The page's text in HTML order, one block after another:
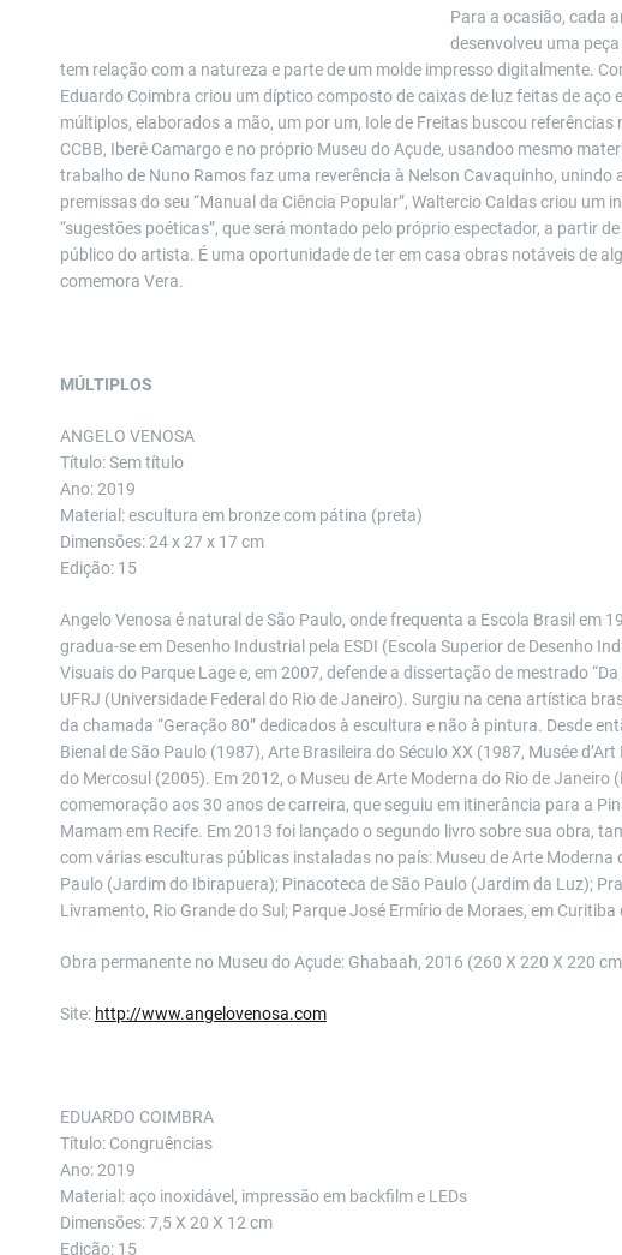
Para a ocasião, cada
desenvolveu uma
tem relação com a natureza e parte de um molde impresso digitalmente.
Eduardo Coimbra criou um díptico composto de caixas de luz feitas de
múltiplos, elaborados a mão, um por um, Iole de Freitas buscou
CCBB, Iberê Camargo e no próprio Museu do Açude, usandoo mesmo
trabalho de Nuno Ramos faz uma reverência à Nelson Cavaquinho,
premissas do seu “Manual da Ciência Popular”, Waltercio Caldas criou um
“sugestões poéticas”, que será montado pelo próprio espectador, a partir
público do artista. É uma oportunidade de ter em casa obras notáveis de
comemora Vera.
MÚLTIPLOS
ANGELO VENOSA
Título: Sem título
Ano: 2019
Material: escultura em bronze com pátina (preta)
Dimensões: 24 x 27 x 17 cm
Edição: 15
Angelo Venosa é natural de São Paulo, onde frequenta a Escola Brasil em
gradua-se em Desenho Industrial pela ESDI (Escola Superior de Desenho
Visuais do Parque Lage e, em 2007, defende a dissertação de mestrado
UFRJ (Universidade Federal do Rio de Janeiro). Surgiu na cena artística
da chamada “Geração 80” dedicados à escultura e não à pintura. Desde
Bienal de São Paulo (1987), Arte Brasileira do Século XX (1987, Musée
do Mercosul (2005). Em 2012, o Museu de Arte Moderna do Rio de
comemoração aos 30 anos de carreira, que seguiu em itinerância para a
Mamam em Recife. Em 2013 foi lançado o segundo livro sobre sua obra,
com várias esculturas públicas instaladas no país: Museu de Arte
Paulo (Jardim do Ibirapuera); Pinacoteca de São Paulo (Jardim da Luz);
Livramento, Rio Grande do Sul; Parque José Ermírio de Moraes, em
Obra permanente no Museu do Açude: Ghabaah, 2016 (260 X 220 X 220
Site: http://www.angelovenosa.com
EDUARDO COIMBRA
Título: Congruências
Ano: 2019
Material: aço inoxidável, impressão em backfilm e LEDs
Dimensões: 7,5 X 20 X 12 cm
Edição: 15